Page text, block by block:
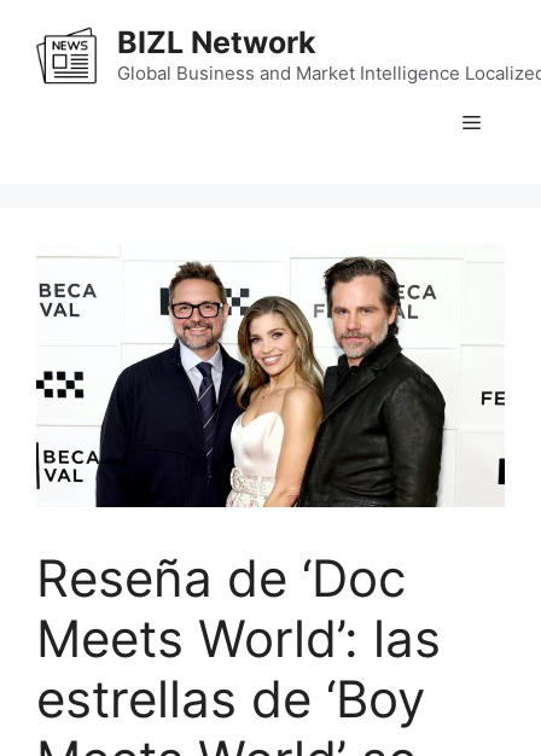
content
BIZL Network
Global Business and Market Intelligence
Menu
Reseña de ‘Doc
Meets World’: las
estrellas de ‘Boy